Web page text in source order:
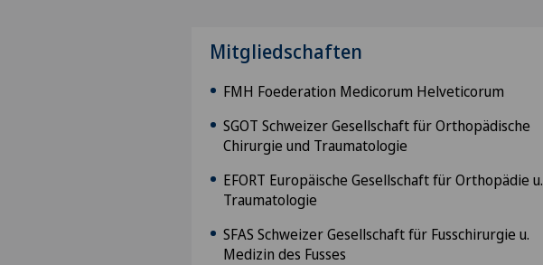
Mitgliedschaften
FMH Foederation Medicorum Helveticorum
SGOT Schweizer Gesellschaft für Orthopädische
Chirurgie und Traumatologie
EFORT Europäische Gesellschaft für Orthopädie u.
Traumatologie
SFAS Schweizer Gesellschaft für Fusschirurgie u.
Medizin des Fusses